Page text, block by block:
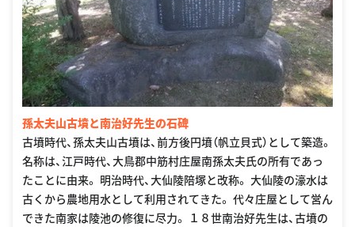
孫太夫山古墳と南治好先生の石碑
古墳時代、孫太夫山古墳は、前方後円墳（帆立貝式）として築造。
名称は、江戸時代、大鳥郡中筋村庄屋南孫太夫氏の所有であっ
たことに由来。 明治時代、大仙陵陪塚と改称。 大仙陵の濠水は
古くから農地用水として利用されてきた。 代々庄屋として営ん
できた南家は陵池の修復に尽力。 １８世南治好先生は、古墳の